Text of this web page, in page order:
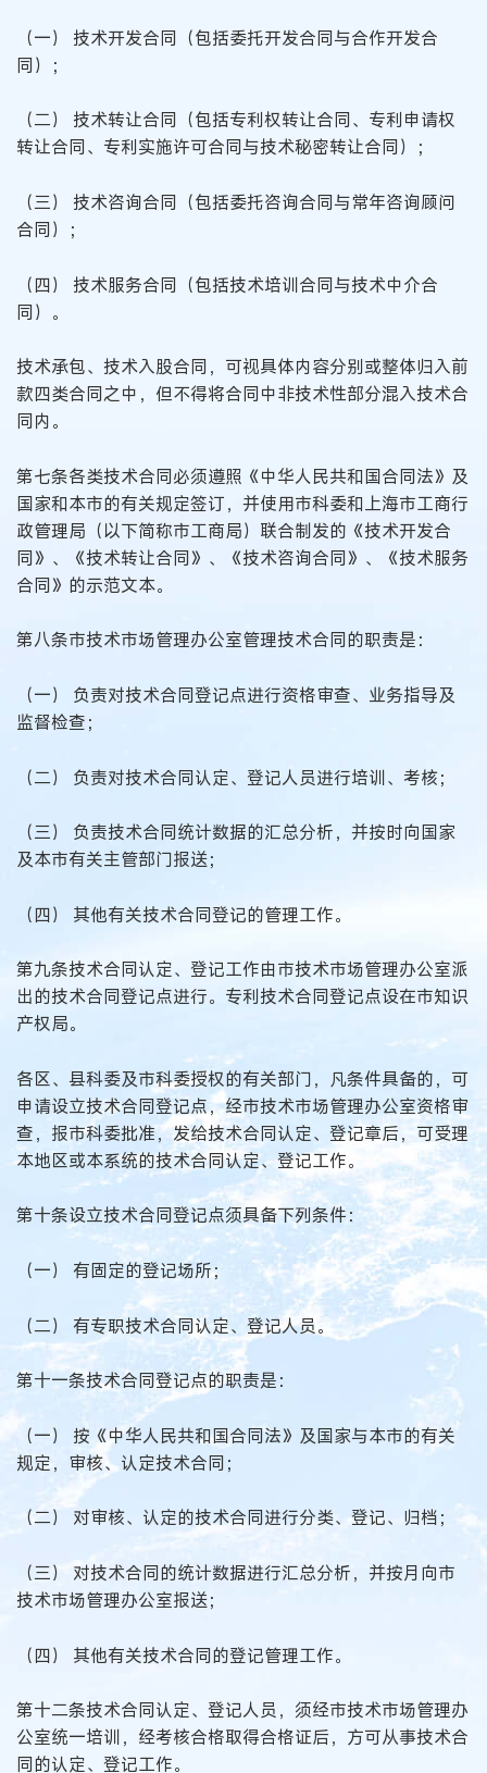
（一） 技术开发合同（包括委托开发合同与合作开发合
同）；
（二） 技术转让合同（包括专利权转让合同、专利申请权
转让合同、专利实施许可合同与技术秘密转让合同）；
（三） 技术咨询合同（包括委托咨询合同与常年咨询顾问
合同）；
（四） 技术服务合同（包括技术培训合同与技术中介合
同）。
技术承包、技术入股合同，可视具体内容分别或整体归入前
款四类合同之中，但不得将合同中非技术性部分混入技术合
同内。
第七条各类技术合同必须遵照《中华人民共和国合同法》及
国家和本市的有关规定签订，并使用市科委和上海市工商行
政管理局（以下简称市工商局）联合制发的《技术开发合
同》、《技术转让合同》、《技术咨询合同》、《技术服务
合同》的示范文本。
第八条市技术市场管理办公室管理技术合同的职责是：
（一） 负责对技术合同登记点进行资格审查、业务指导及
监督检查；
（二） 负责对技术合同认定、登记人员进行培训、考核；
（三） 负责技术合同统计数据的汇总分析，并按时向国家
及本市有关主管部门报送；
（四） 其他有关技术合同登记的管理工作。
第九条技术合同认定、登记工作由市技术市场管理办公室派
出的技术合同登记点进行。专利技术合同登记点设在市知识
产权局。
各区、县科委及市科委授权的有关部门，凡条件具备的，可
申请设立技术合同登记点，经市技术市场管理办公室资格审
查，报市科委批准，发给技术合同认定、登记章后，可受理
本地区或本系统的技术合同认定、登记工作。
第十条设立技术合同登记点须具备下列条件：
（一） 有固定的登记场所；
（二） 有专职技术合同认定、登记人员。
第十一条技术合同登记点的职责是：
（一） 按《中华人民共和国合同法》及国家与本市的有关
规定，审核、认定技术合同；
（二） 对审核、认定的技术合同进行分类、登记、归档；
（三） 对技术合同的统计数据进行汇总分析，并按月向市
技术市场管理办公室报送；
（四） 其他有关技术合同的登记管理工作。
第十二条技术合同认定、登记人员，须经市技术市场管理办
公室统一培训，经考核合格取得合格证后，方可从事技术合
同的认定、登记工作。